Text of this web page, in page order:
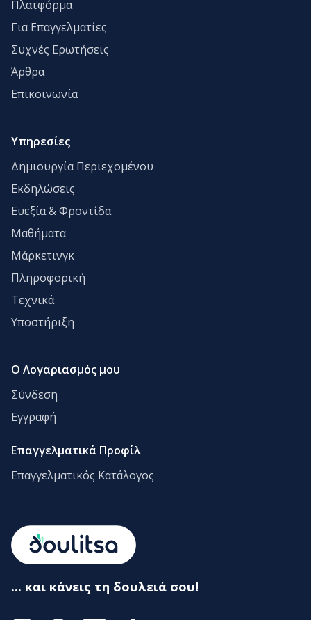
Πλατφόρμα
Για Επαγγελματίες
Συχνές Ερωτήσεις
Άρθρα
Επικοινωνία
Υπηρεσίες
Δημιουργία Περιεχομένου
Εκδηλώσεις
Ευεξία & Φροντίδα
Μαθήματα
Μάρκετινγκ
Πληροφορική
Τεχνικά
Υποστήριξη
Ο Λογαριασμός μου
Σύνδεση
Εγγραφή
Επαγγελματικά Προφίλ
Επαγγελματικός Κατάλογος
... και κάνεις τη δουλειά σου!